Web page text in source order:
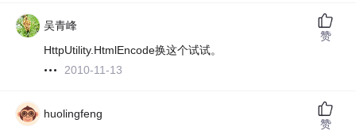
吴青峰
HttpUtility.HtmlEncode换这个试试。
2010-11-13
赞
huolingfeng
赞